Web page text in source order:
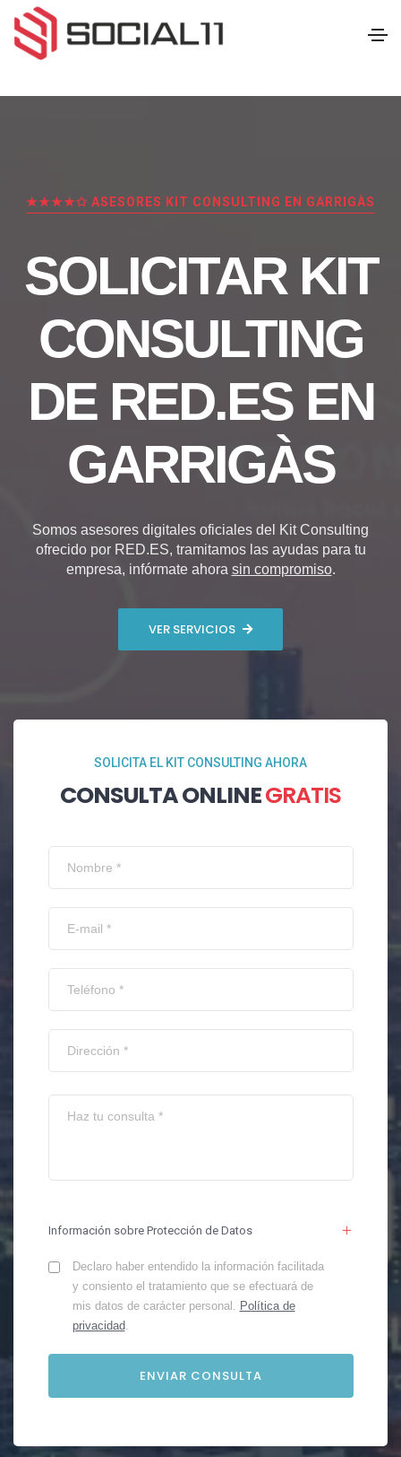
★★★★✩ ASESORES KIT CONSULTING EN GARRIGÀS
SOLICITAR KIT
CONSULTING
DE RED.ES EN
GARRIGÀS
Somos asesores digitales oficiales del Kit Consulting
ofrecido por RED.ES, tramitamos las ayudas para tu
empresa, infórmate ahora sin compromiso.
VER SERVICIOS
SOLICITA EL KIT CONSULTING AHORA
CONSULTA ONLINEGRATIS
Información sobre Protección de Datos
Declaro haber entendido la información facilitada
y consiento el tratamiento que se efectuará de
mis datos de carácter personal. Política de
privacidad.